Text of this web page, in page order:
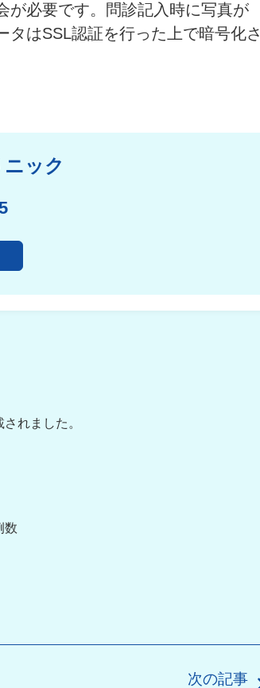
が必要です。問診記入時に写真が
はSSL認証を行った上で暗号化さ
ック
れました。
数
次の記事